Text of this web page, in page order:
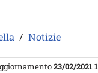
Notizie
23/02/2021